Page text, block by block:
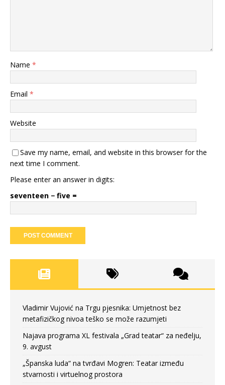
Name *
Email *
Website
Save my name, email, and website in this browser for the
next time I comment.
Please enter an answer in digits:
seventeen − five =
Vladimir Vujović na Trgu pjesnika: Umjetnost bez
metafizičkog nivoa teško se može razumjeti
Najava programa XL festivala „Grad teatar“ za neđelju,
9. avgust
„Španska luda“ na tvrđavi Mogren: Teatar između
stvarnosti i virtuelnog prostora